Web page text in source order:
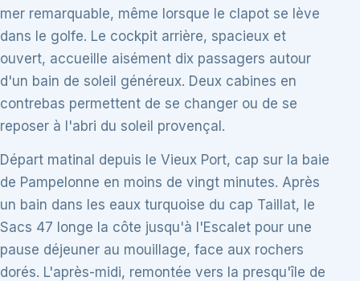
mer remarquable, même lorsque le clapot se lève
dans le golfe. Le cockpit arrière, spacieux et
ouvert, accueille aisément dix passagers autour
d'un bain de soleil généreux. Deux cabines en
contrebas permettent de se changer ou de se
reposer à l'abri du soleil provençal.
Départ matinal depuis le Vieux Port, cap sur la baie
de Pampelonne en moins de vingt minutes. Après
un bain dans les eaux turquoise du cap Taillat, le
Sacs 47 longe la côte jusqu'à l'Escalet pour une
pause déjeuner au mouillage, face aux rochers
dorés. L'après-midi, remontée vers la presqu'île de